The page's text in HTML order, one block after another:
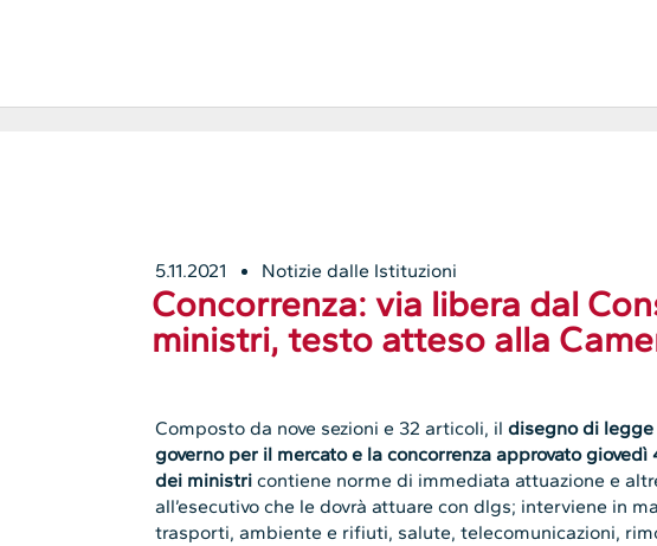
5.11.2021 Notizie dalle Istituzioni
Concorrenza: via libera dal
ministri, testo atteso alla
Composto da nove sezioni e 32 articoli, il disegno di
governo per il mercato e la concorrenza approvato
dei ministricontiene norme di immediata attuazione e
all’esecutivo che le dovrà attuare con dlgs; interviene in
trasporti, ambiente e rifiuti, salute, telecomunicazioni,